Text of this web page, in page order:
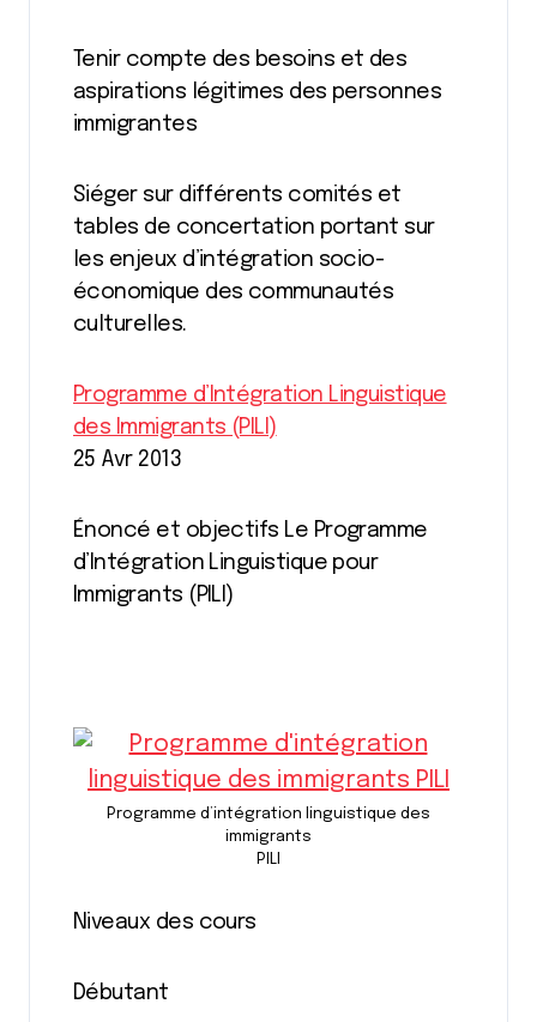
Tenir compte des besoins et des
aspirations légitimes des personnes
immigrantes
Siéger sur différents comités et
tables de concertation portant sur
les enjeux d’intégration socio-
économique des communautés
culturelles.
Programme d’Intégration Linguistique
des Immigrants (PILI)
25 Avr 2013
Énoncé et objectifs Le Programme
d’Intégration Linguistique pour
Immigrants (PILI)
Programme d’intégration linguistique des
immigrants
PILI
Niveaux des cours
Débutant